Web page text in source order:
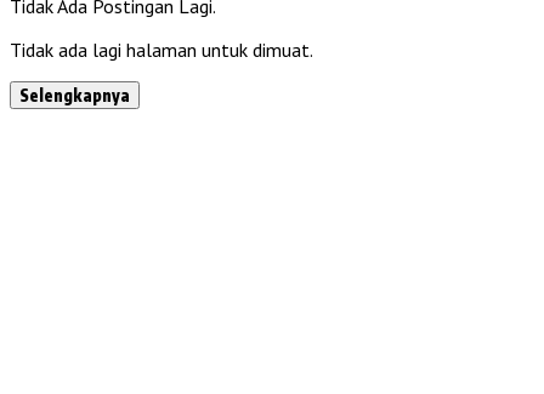
Tidak Ada Postingan Lagi.
Tidak ada lagi halaman untuk dimuat.
Selengkapnya